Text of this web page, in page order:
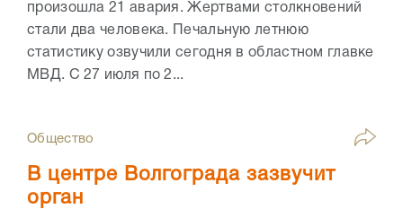
произошла 21 авария. Жертвами столкновений
стали два человека. Печальную летнюю
статистику озвучили сегодня в областном главке
МВД. С 27 июля по 2...
Общество
В центре Волгограда зазвучит
орган